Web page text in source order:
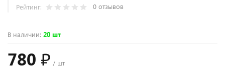
Рейтинг: 0 отзывов
В наличии: 20 шт
780 ₽ / шт